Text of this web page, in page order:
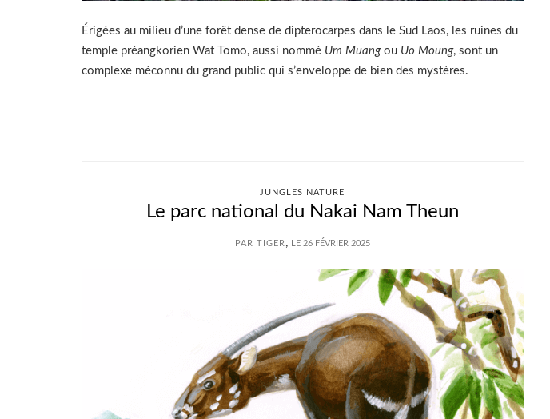
Érigées au milieu d’une forêt dense de dipterocarpes dans le Sud Laos, les ruines du
temple préangkorien Wat Tomo, aussi nommé Um Muangou Uo Moung, sont un
complexe méconnu du grand public qui s’enveloppe de bien des mystères.
JUNGLES NATURE
Le parc national du Nakai Nam Theun
PAR TIGER , LE 26 FÉVRIER 2025